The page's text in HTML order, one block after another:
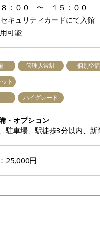
：００ 〜 １５：００
キュリティカードにて入館
可能
管理人常駐 個別空調
ト
ハイグレード
・オプション
駐車場、駅徒歩3分以内、新
25,000円